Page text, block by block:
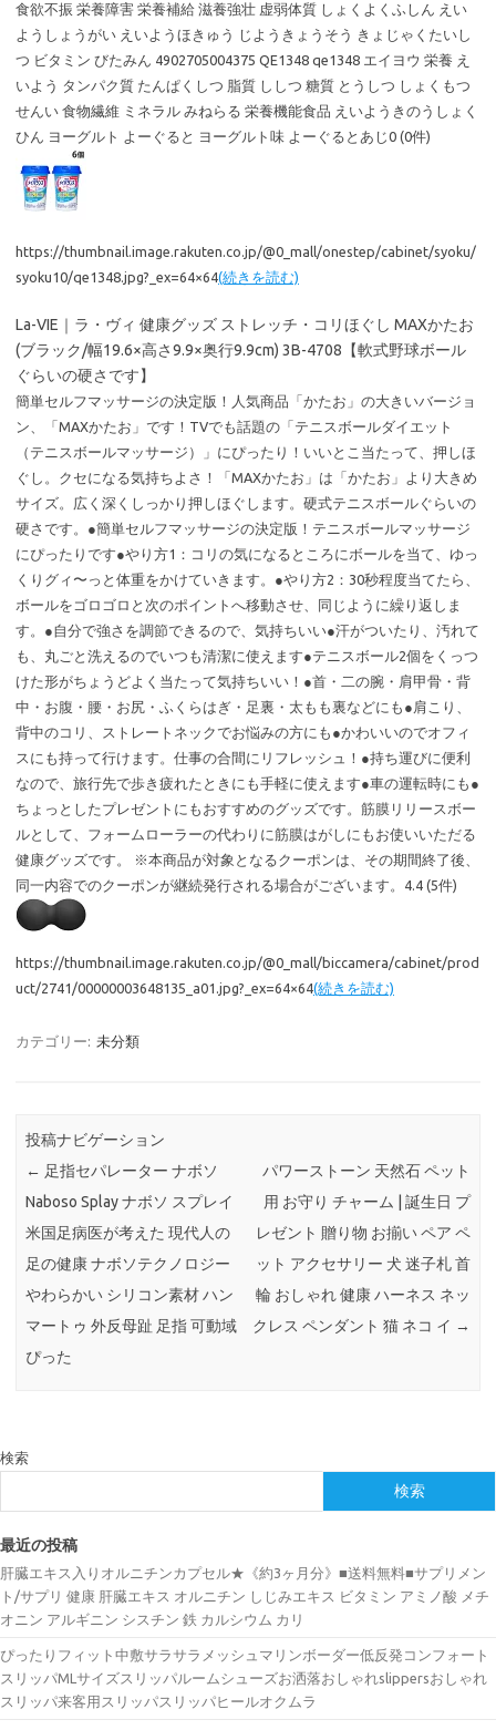
食欲不振 栄養障害 栄養補給 滋養強壮 虚弱体質 しょくよくふしん えい
ようしょうがい えいようほきゅう じようきょうそう きょじゃくたいし
つ ビタミン びたみん 4902705004375 QE1348 qe1348 エイヨウ 栄養 え
いよう タンパク質 たんぱくしつ 脂質 ししつ 糖質 とうしつ しょくもつ
せんい 食物繊維 ミネラル みねらる 栄養機能食品 えいようきのうしょく
ひん ヨーグルト よーぐると ヨーグルト味 よーぐるとあじ0 (0件)
https://thumbnail.image.rakuten.co.jp/@0_mall/onestep/cabinet/syoku/
syoku10/qe1348.jpg?_ex=64×64(続きを読む)
La-VIE｜ラ・ヴィ 健康グッズ ストレッチ・コリほぐし MAXかたお
(ブラック/幅19.6×高さ9.9×奥行9.9cm) 3B-4708【軟式野球ボール
ぐらいの硬さです】
簡単セルフマッサージの決定版！人気商品「かたお」の大きいバージョ
ン、「MAXかたお」です！TVでも話題の「テニスボールダイエット
（テニスボールマッサージ）」にぴったり！いいとこ当たって、押しほ
ぐし。クセになる気持ちよさ！「MAXかたお」は「かたお」より大きめ
サイズ。広く深くしっかり押しほぐします。硬式テニスボールぐらいの
硬さです。●簡単セルフマッサージの決定版！テニスボールマッサージ
にぴったりです●やり方1：コリの気になるところにボールを当て、ゆっ
くりグィ〜っと体重をかけていきます。●やり方2：30秒程度当てたら、
ボールをゴロゴロと次のポイントへ移動させ、同じように繰り返しま
す。●自分で強さを調節できるので、気持ちいい●汗がついたり、汚れて
も、丸ごと洗えるのでいつも清潔に使えます●テニスボール2個をくっつ
けた形がちょうどよく当たって気持ちいい！●首・二の腕・肩甲骨・背
中・お腹・腰・お尻・ふくらはぎ・足裏・太もも裏などにも●肩こり、
背中のコリ、ストレートネックでお悩みの方にも●かわいいのでオフィ
スにも持って行けます。仕事の合間にリフレッシュ！●持ち運びに便利
なので、旅行先で歩き疲れたときにも手軽に使えます●車の運転時にも●
ちょっとしたプレゼントにもおすすめのグッズです。筋膜リリースボー
ルとして、フォームローラーの代わりに筋膜はがしにもお使いいただる
健康グッズです。 ※本商品が対象となるクーポンは、その期間終了後、
同一内容でのクーポンが継続発行される場合がございます。4.4 (5件)
https://thumbnail.image.rakuten.co.jp/@0_mall/biccamera/cabinet/prod
uct/2741/00000003648135_a01.jpg?_ex=64×64(続きを読む)
カテゴリー: 未分類
投稿ナビゲーション
← 足指セパレーター ナボソ
Naboso Splay ナボソ スプレイ
米国足病医が考えた 現代人の
足の健康 ナボソテクノロジー
やわらかい シリコン素材 ハン
マートゥ 外反母趾 足指 可動域
ぴった
パワーストーン 天然石 ペット
用 お守り チャーム | 誕生日 プ
レゼント 贈り物 お揃い ペア ペ
ット アクセサリー 犬 迷子札 首
輪 おしゃれ 健康 ハーネス ネッ
クレス ペンダント 猫 ネコ イ →
検索
検索
最近の投稿
肝臓エキス入りオルニチンカプセル★《約3ヶ月分》■送料無料■サプリメン
ト/サプリ 健康 肝臓エキス オルニチン しじみエキス ビタミン アミノ酸 メチ
オニン アルギニン シスチン 鉄 カルシウム カリ
ぴったりフィット中敷サラサラメッシュマリンボーダー低反発コンフォート
スリッパMLサイズスリッパルームシューズお洒落おしゃれslippersおしゃれ
スリッパ来客用スリッパスリッパヒールオクムラ